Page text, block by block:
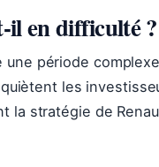
il en difficulté ?
une période
les
la stratégie de